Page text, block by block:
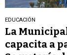
EDUCACIÓN
La
capacita a